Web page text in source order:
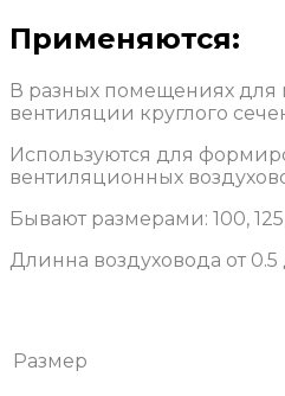
Применяются:
В разных помещениях для
вентиляции круглого
Используются для
вентиляционных
Бывают размерами: 100,
Длинна воздуховода от 0.5
Размер